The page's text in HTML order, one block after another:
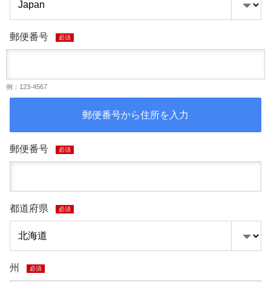
郵便番号 必須
例：123-4567
郵便番号から住所を入力
郵便番号 必須
都道府県 必須
州 必須